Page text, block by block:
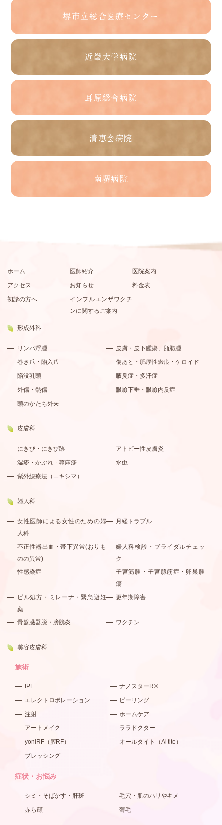
堺市立総合医療センター
近畿大学病院
耳原総合病院
清恵会病院
南堺病院
ホーム 医師紹介
医院案内
アクセス
お知らせ
料金表
初診の方へ
インフルエンザワクチ
ンに関するご案内
形成外科
リンパ浮腫
皮膚・皮下腫瘍、脂肪腫
巻き爪・陥入爪
傷あと・肥厚性瘢痕・ケロイド
陥没乳頭
腋臭症・多汗症
外傷・熱傷
眼瞼下垂・眼瞼内反症
頭のかたち外来
皮膚科
にきび・にきび跡
アトピー性皮膚炎
湿疹・かぶれ・蕁麻疹
水虫
紫外線療法（エキシマ）
婦人科
女性医師による女性のための婦
人科
月経トラブル
不正性器出血・帯下異常(おりも
のの異常)
婦人科検診・ブライダルチェッ
ク
性感染症
子宮筋腫・子宮腺筋症・卵巣腫
瘍
ピル処方・ミレーナ・緊急避妊
薬
更年期障害
骨盤臓器脱・膀胱炎 ワクチン
美容皮膚科
施術
IPL
ナノスターR®
エレクトロポレーション
ピーリング
注射
ホームケア
アートメイク
ララドクター
yoniRF（膣RF）
オールタイト（Alltite）
ブレッシング
症状・お悩み
シミ・そばかす・肝斑
毛穴・肌のハリやキメ
赤ら顔
薄毛